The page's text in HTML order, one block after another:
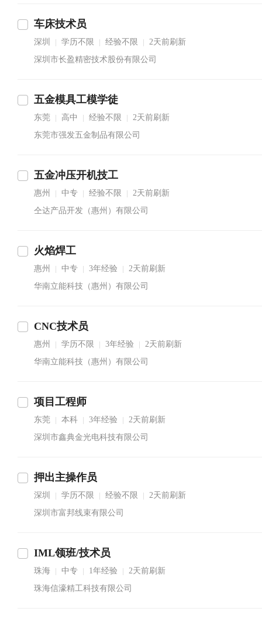
车床技术员
深圳 学历不限 经验不限
2天前刷新
深圳市长盈精密技术股份有限公司
五金模具工模学徒
东莞 高中 经验不限
2天前刷新
东莞市强发五金制品有限公司
五金冲压开机技工
惠州 中专 经验不限
2天前刷新
仝达产品开发（惠州）有限公司
火焰焊工
惠州 中专 3年经验
2天前刷新
华南立能科技（惠州）有限公司
CNC技术员
惠州 学历不限 3年经验
2天前刷新
华南立能科技（惠州）有限公司
项目工程师
东莞 本科 3年经验
2天前刷新
深圳市鑫典金光电科技有限公司
押出主操作员
深圳 学历不限 经验不限
2天前刷新
深圳市富邦线束有限公司
IML领班/技术员
珠海 中专 1年经验
2天前刷新
珠海信濠精工科技有限公司